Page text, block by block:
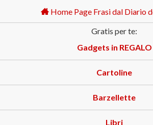
Home Page Frasi dal Diario
Gratis per te:
Gadgets in REGALO
Cartoline
Barzellette
Libri